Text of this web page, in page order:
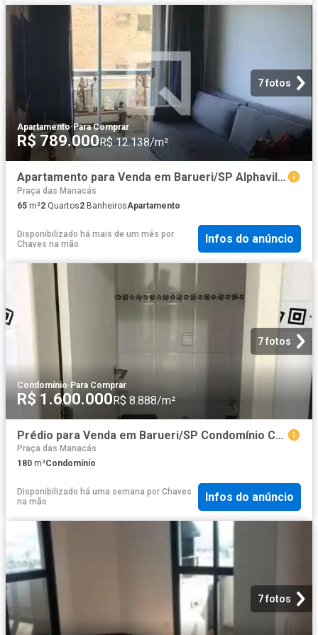
7 fotos
Apartamento· Para Comprar
R$ 789.000R$ 12.138/m²
Apartamento para Venda em Barueri/SP Alphaville 2 Quartos
Praça das Manacás
65 m²2 Quartos2 BanheirosApartamento
Disponibilizado há mais de um mês por
Chaves na mão
Infos do anúncio
7 fotos
Condomínio·Para Comprar
R$ 1.600.000R$ 8.888/m²
Prédio para Venda em Barueri/SP Condomínio Centro Comercial Alphaville
Praça das Manacás
180 m²Condomínio
Disponibilizado há uma semana por Chaves
na mão
Infos do anúncio
7 fotos